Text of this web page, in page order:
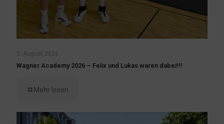
2. August 2026
Wagner Academy 2026 – Felix und Lukas waren dabei!!!
Mehr lesen